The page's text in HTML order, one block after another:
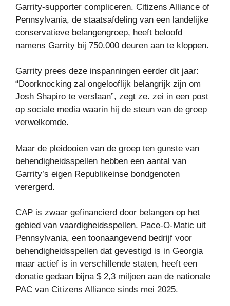
Garrity-supporter compliceren. Citizens Alliance of
Pennsylvania, de staatsafdeling van een landelijke
conservatieve belangengroep, heeft beloofd
namens Garrity bij 750.000 deuren aan te kloppen.
Garrity prees deze inspanningen eerder dit jaar:
“Doorknocking zal ongelooflijk belangrijk zijn om
Josh Shapiro te verslaan”, zegt ze. zei in een post
op sociale media waarin hij de steun van de groep
verwelkomde.
Maar de pleidooien van de groep ten gunste van
behendigheidsspellen hebben een aantal van
Garrity’s eigen Republikeinse bondgenoten
verergerd.
CAP is zwaar gefinancierd door belangen op het
gebied van vaardigheidsspellen. Pace-O-Matic uit
Pennsylvania, een toonaangevend bedrijf voor
behendigheidsspellen dat gevestigd is in Georgia
maar actief is in verschillende staten, heeft een
donatie gedaan bijna $ 2,3 miljoen aan de nationale
PAC van Citizens Alliance sinds mei 2025.